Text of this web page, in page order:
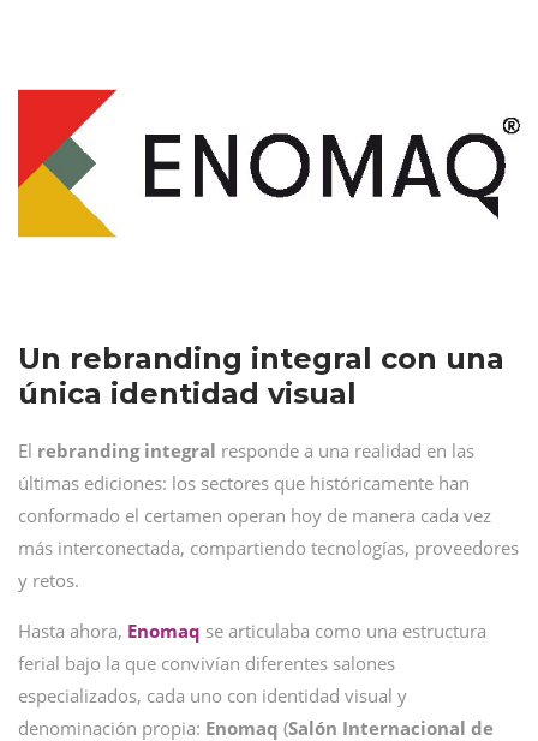
Un rebranding integral con una
única identidad visual
El rebranding integral responde a una realidad en las
últimas ediciones: los sectores que históricamente han
conformado el certamen operan hoy de manera cada vez
más interconectada, compartiendo tecnologías, proveedores
y retos.
Hasta ahora, Enomaq se articulaba como una estructura
ferial bajo la que convivían diferentes salones
especializados, cada uno con identidad visual y
denominación propia: Enomaq (Salón Internacional de